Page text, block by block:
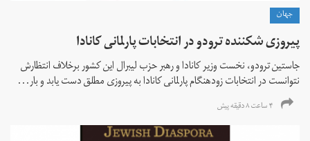
جهان
پیروزی شکننده ترودو در انتخابات پارلمانی کانادا
جاستین ترودو، نخست وزیر کانادا و رهبر حزب لیبرال این کشور برخلاف انتظارش
نتوانست در انتخابات زود‌هنگام پارلمانی کانادا به پیروزی مطلق دست یابد و بار...
۴ ساعت ۸ دقیقه پیش